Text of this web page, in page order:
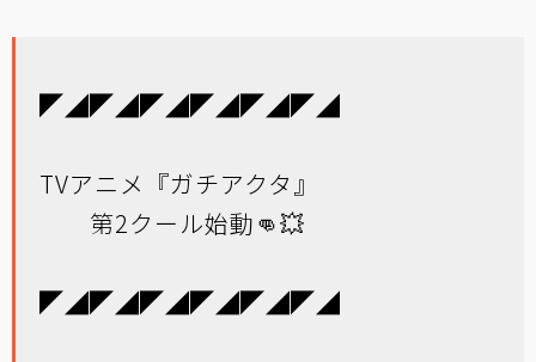
◤◢◤◢◤◢◤◢◤◢◤◢
TVアニメ『ガチアクタ』
第2クール始動👊💥
◤◢◤◢◤◢◤◢◤◢◤◢